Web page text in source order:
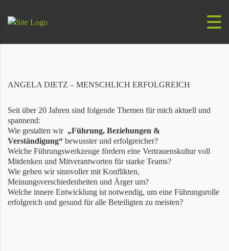
ANGELA DIETZ – MENSCHLICH ERFOLGREICH
Seit über 20 Jahren sind folgende Themen für mich aktuell und
spannend:
Wie gestalten wir „Führung, Beziehungen &
Verständigung“ bewusster und erfolgreicher?
Welche Führungswerkzeuge fördern eine Vertrauenskultur voll
Mitdenken und Mitverantworten für starke Teams?
Wie gehen wir sinnvoller mit Konflikten,
Meinungsverschiedenheiten und Ärger um?
Welche innere Entwicklung ist notwendig, um eine Führungsrolle
erfolgreich und gesund für alle Beteiligten zu meisten?